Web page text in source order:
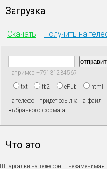
Загрузка
Скачать Получить на
например +79131234567
txt fb2 ePub html
на телефон придет ссылка на файл
выбранного формата
Что это
Шпаргалки на телефон — незаменимая